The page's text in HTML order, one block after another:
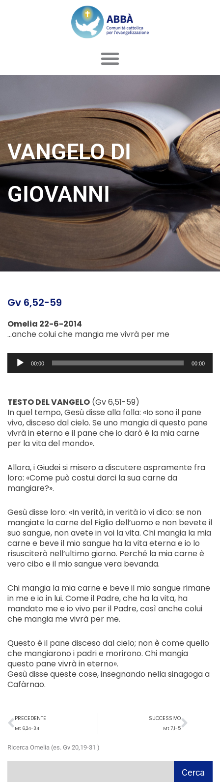
VANGELO DI
GIOVANNI
Gv 6,52-59
Omelia 22-6-2014
…anche colui che mangia me vivrà per me
Audio
Player00:00 00:00
TESTO DEL VANGELO (Gv 6,51-59)
In quel tempo, Gesù disse alla folla: «Io sono il pane
vivo, disceso dal cielo. Se uno mangia di questo pane
vivrà in eterno e il pane che io darò è la mia carne
per la vita del mondo».
Allora, i Giudei si misero a discutere aspramente fra
loro: «Come può costui darci la sua carne da
mangiare?».
Gesù disse loro: «In verità, in verità io vi dico: se non
mangiate la carne del Figlio dell’uomo e non bevete il
suo sangue, non avete in voi la vita. Chi mangia la mia
carne e beve il mio sangue ha la vita eterna e io lo
risusciterò nell’ultimo giorno. Perché la mia carne è
vero cibo e il mio sangue vera bevanda.
Chi mangia la mia carne e beve il mio sangue rimane
in me e io in lui. Come il Padre, che ha la vita, ha
mandato me e io vivo per il Padre, così anche colui
che mangia me vivrà per me.
Questo è il pane disceso dal cielo; non è come quello
che mangiarono i padri e morirono. Chi mangia
questo pane vivrà in eterno».
Gesù disse queste cose, insegnando nella sinagoga a
Cafàrnao.
Precedente
PRECEDENTE
Mt 6,24-34
SUCCESSIVO
Mt 7,1-5
Ricerca Omelia (es. Gv 20,19-31 )
Cerca